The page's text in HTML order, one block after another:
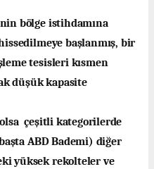
bölge istihdamına
başlanmış, bir
tesisleri kısmen
düşük kapasite
olsa çeşitli kategorilerde
ABD Bademi) diğer
yüksek rekolteler ve